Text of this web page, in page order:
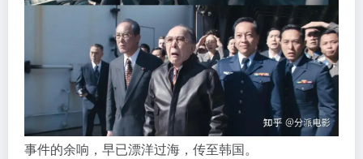
事件的余响，早已漂洋过海，传至韩国。